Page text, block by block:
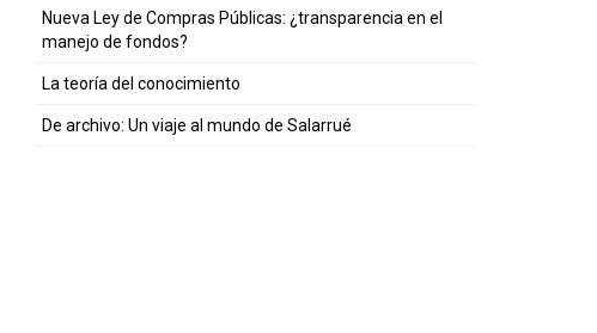
Nueva Ley de Compras Públicas: ¿transparencia en el
manejo de fondos?
La teoría del conocimiento
De archivo: Un viaje al mundo de Salarrué